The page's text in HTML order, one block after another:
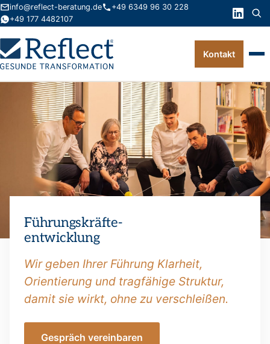
info@reflect-beratung.de
+49 6349 96 30 228
+49 177 4482107
Leistungen
Produkte
Wissen
Über uns
FAQ
Kontakt
Führungskräfte-
entwicklung
Wir geben Ihrer Führung Klarheit,
Orientierung und tragfähige Struktur,
damit sie wirkt, ohne zu verschleißen.
Gespräch vereinbaren